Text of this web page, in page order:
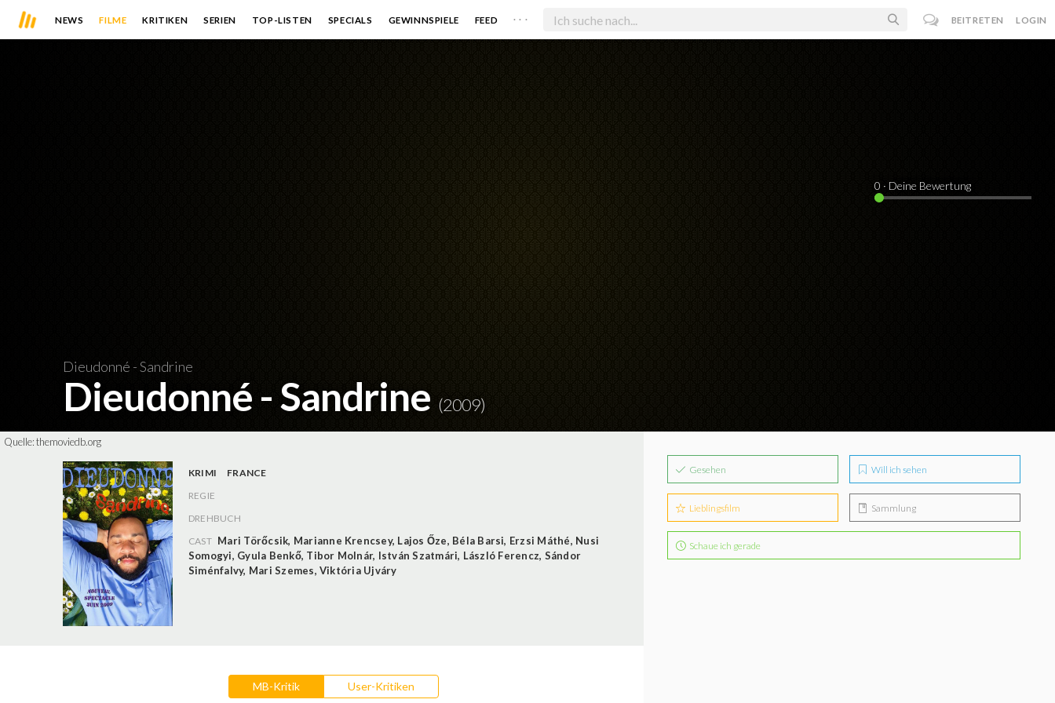
NEWS FILME KRITIKEN SERIEN TOP-LISTEN SPECIALS GEWINNSPIELE FEED . . . BEITRETEN LOGIN
Dieudonné - Sandrine
Dieudonné - Sandrine (2009)
0 · Deine Bewertung
Quelle:themoviedb.org
KRIMI
FRANCE
REGIE
DREHBUCH
CAST Mari Törőcsik, Marianne Krencsey, Lajos Őze, Béla Barsi, Erzsi Máthé, Nusi
Somogyi, Gyula Benkő, Tibor Molnár, István Szatmári, László Ferencz, Sándor
Siménfalvy, Mari Szemes,Viktória Ujváry
MB-Kritik User-Kritiken
Gesehen Will ich sehen
Lieblingsfilm Sammlung
Schaue ich gerade